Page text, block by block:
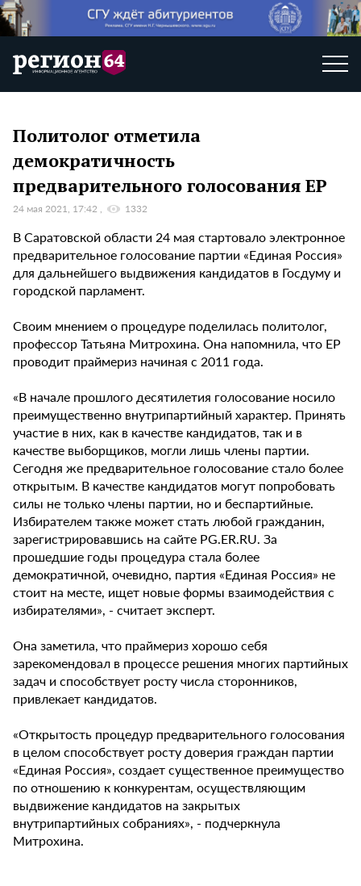
Политолог отметила
демократичность
предварительного голосования ЕР
24 мая 2021, 17:42 1332
В Саратовской области 24 мая стартовало электронное
предварительное голосование партии «Единая Россия»
для дальнейшего выдвижения кандидатов в Госдуму и
городской парламент.
Своим мнением о процедуре поделилась политолог,
профессор Татьяна Митрохина. Она напомнила, что ЕР
проводит праймериз начиная с 2011 года.
«В начале прошлого десятилетия голосование носило
преимущественно внутрипартийный характер. Принять
участие в них, как в качестве кандидатов, так и в
качестве выборщиков, могли лишь члены партии.
Сегодня же предварительное голосование стало более
открытым. В качестве кандидатов могут попробовать
силы не только члены партии, но и беспартийные.
Избирателем также может стать любой гражданин,
зарегистрировавшись на сайте PG.ER.RU. За
прошедшие годы процедура стала более
демократичной, очевидно, партия «Единая Россия» не
стоит на месте, ищет новые формы взаимодействия с
избирателями», - считает эксперт.
Она заметила, что праймериз хорошо себя
зарекомендовал в процессе решения многих партийных
задач и способствует росту числа сторонников,
привлекает кандидатов.
«Открытость процедур предварительного голосования
в целом способствует росту доверия граждан партии
«Единая Россия», создает существенное преимущество
по отношению к конкурентам, осуществляющим
выдвижение кандидатов на закрытых
внутрипартийных собраниях», - подчеркнула
Митрохина.